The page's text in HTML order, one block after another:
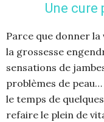
Une cure
Parce que donner la
la grossesse
sensations de
problèmes de
le temps de
refaire le plein de